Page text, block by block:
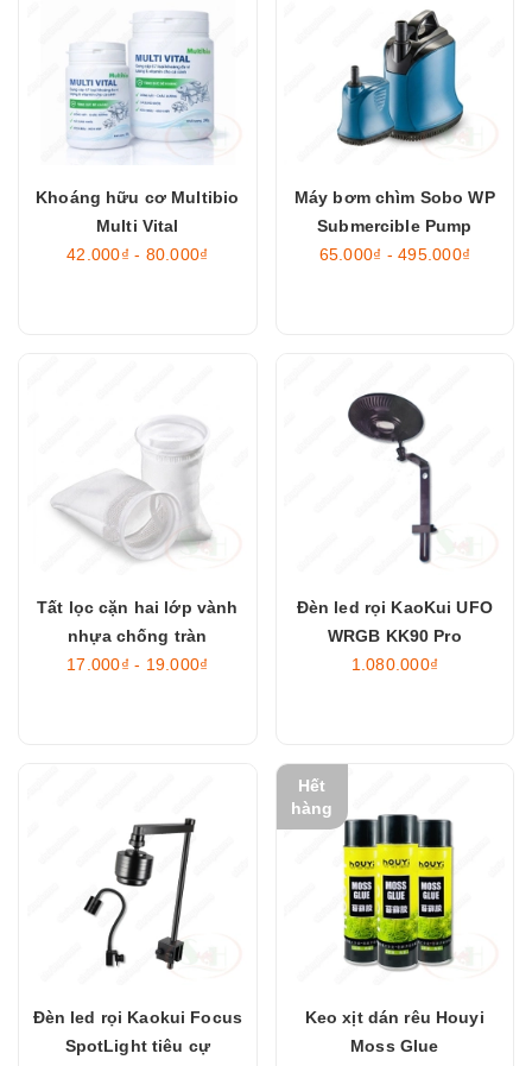
Khoáng hữu cơ Multibio
Multi Vital
42.000₫ - 80.000₫
Máy bơm chìm Sobo WP
Submercible Pump
65.000₫ - 495.000₫
Tất lọc cặn hai lớp vành
nhựa chống tràn
17.000₫ - 19.000₫
Đèn led rọi KaoKui UFO
WRGB KK90 Pro
1.080.000₫
Đèn led rọi Kaokui Focus
SpotLight tiêu cự
Hết
hàng
Keo xịt dán rêu Houyi
Moss Glue